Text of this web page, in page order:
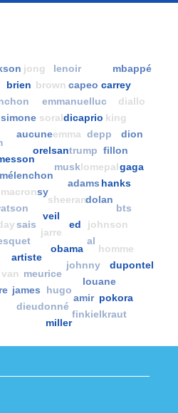
macron
mélenchon
veil
sais
sy
jarre
orelsan
sheeran
obama
musk
aucune
ed
emma
trump
adams
artiste
johnny
simone dicaprio
lomepal
meurice
soral
depp
dolan
johnson
louane
van
emmanuel
fillon
hanks
homme
hugo
james
king
luc
pokora
al
amir
brien brown
bts
capeo carrey
diallo
dieudonné
dion
dupontel
finkielkraut
gaga
jong lenoir mbappé
miller